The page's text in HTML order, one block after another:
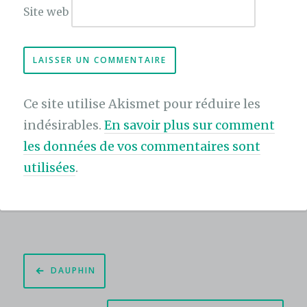
Site web
Ce site utilise Akismet pour réduire les
indésirables.En savoir plus sur comment
les données de vos commentaires sont
utilisées.
Navigation
de
DAUPHIN